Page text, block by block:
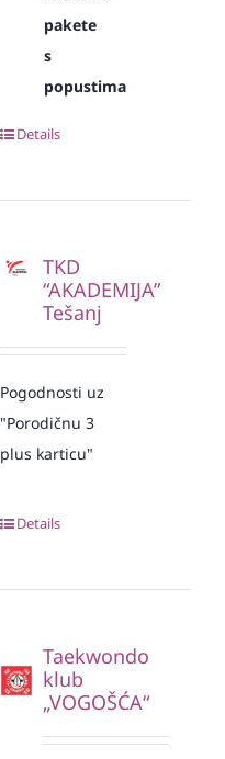
pakete
s
popustima
Details
TKD
“AKADEMIJA”
Tešanj
Pogodnosti uz
"Porodičnu 3
plus karticu"
Details
Taekwondo
klub
„VOGOŠĆA“